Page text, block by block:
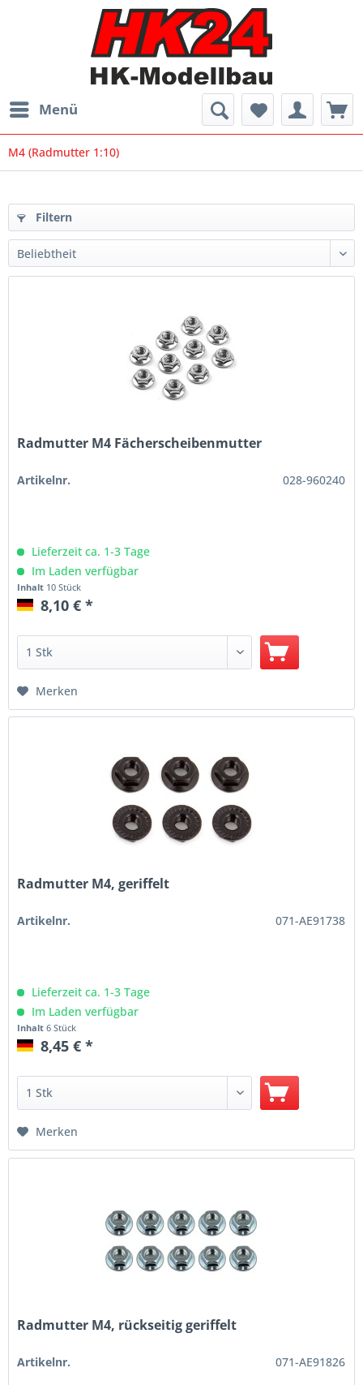
Menü
M4 (Radmutter 1:10)
Filtern
Radmutter M4 Fächerscheibenmutter
Artikelnr. 028-960240
Lieferzeit ca. 1-3 Tage
Im Laden verfügbar
Inhalt 10 Stück
8,10 € *
Merken
Radmutter M4, geriffelt
Artikelnr. 071-AE91738
Lieferzeit ca. 1-3 Tage
Im Laden verfügbar
Inhalt6 Stück
8,45 € *
Merken
Radmutter M4, rückseitig geriffelt
Artikelnr. 071-AE91826